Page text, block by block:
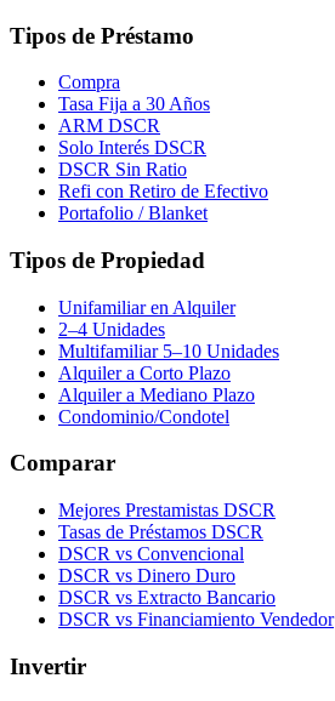
Tipos de Préstamo
Compra
Tasa Fija a 30 Años
ARM DSCR
Solo Interés DSCR
DSCR Sin Ratio
Refi con Retiro de Efectivo
Portafolio / Blanket
Tipos de Propiedad
Unifamiliar en Alquiler
2–4 Unidades
Multifamiliar 5–10 Unidades
Alquiler a Corto Plazo
Alquiler a Mediano Plazo
Condominio/Condotel
Comparar
Mejores Prestamistas DSCR
Tasas de Préstamos DSCR
DSCR vs Convencional
DSCR vs Dinero Duro
DSCR vs Extracto Bancario
DSCR vs Financiamiento Vendedor
Invertir